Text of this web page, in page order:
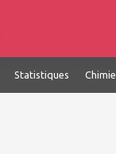
Statistiques Chimie